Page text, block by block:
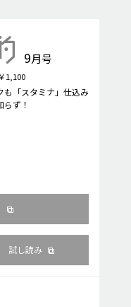
9月号
1,100
も「スタミナ」仕込み
ず！
試し読み